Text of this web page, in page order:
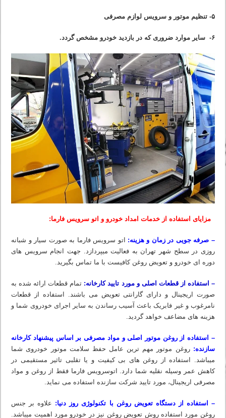
۵- تنظیم موتور و سرویس لوازم مصرفی
۶- سایر موارد ضروری که در بازدید خودرو مشخص گردد.
مزایای استفاده از خدمات امداد خودرو و اتو سرویس فارما:
– صرفه جویی در زمان و هزینه: اتو سرویس فارما به صورت سیار و شبانه
روزی در سطح شهر تهران به فعالیت میپردازد. جهت انجام سرویس های
دوره ای خودرو و تعویض روغن کافیست با ما تماس بگیرید.
– استفاده از قطعات اصلی و مورد تایید کارخانه: تمام قطعات ارائه شده به
صورت اریجینال و دارای گارانتی تعویض می باشند. استفاده از قطعات
نامرغوب و غیر فابریک باعث آسیب رساندن به سایر اجرای خودروی شما و
هزینه های مضاعف خواهد گردید.
– استفاده از روغن موتور اصلی و مواد مصرفی بر اساس پیشنهاد کارخانه
سازنده: روغن موتور مهم ترین عامل حفظ سلامت موتور خودروی شما
میباشد. استفاده از روغن های بی کیفیت و یا تقلبی تاثیر مستقیمی در
کاهش عمر وسیله نقلیه شما دارد. اتوسرویس فارما فقط از روغن و مواد
مصرفی اریجینال، مورد تایید شرکت سازنده استفاده می نماید.
– استفاده از دستگاه تعویض روغن با تکنولوژی روز دنیا: علاوه بر جنس
روغن مورد استفاده روش تعویض روغن نیز در خودرو مورد اهمیت میباشد.